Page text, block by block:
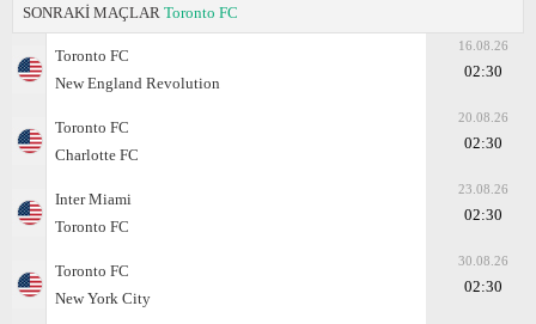
SONRAKİ MAÇLAR Toronto FC
Toronto FC
New England Revolution
16.08.26
02:30
Toronto FC
Charlotte FC
20.08.26
02:30
Inter Miami
Toronto FC
23.08.26
02:30
Toronto FC
New York City
30.08.26
02:30